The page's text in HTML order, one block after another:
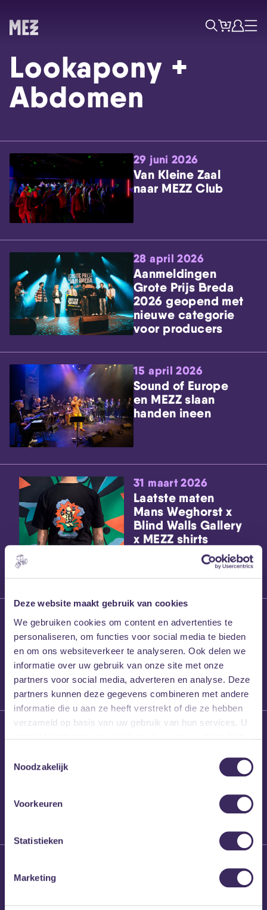
Deze website maakt gebruik van cookies
We gebruiken cookies om content en advertenties te
personaliseren, om functies voor social media te bieden
en om ons websiteverkeer te analyseren. Ook delen we
informatie over uw gebruik van onze site met onze
partners voor social media, adverteren en analyse. Deze
partners kunnen deze gegevens combineren met andere
informatie die u aan ze heeft verstrekt of die ze hebben
verzameld op basis van uw gebruik van hun services. U
Noodzakelijk
Voorkeuren
Statistieken
Marketing
Skip navigatie
ZoekTicketsAccount
Menu
Lookapony +
Abdomen
29 juni 2026
Van Kleine Zaal
naar MEZZ Club
28 april 2026
Aanmeldingen
Grote Prijs Breda
2026 geopend met
nieuwe categorie
voor producers
15 april 2026
Sound of Europe
en MEZZ slaan
handen ineen
31 maart 2026
Laatste maten
Mans Weghorst x
Blind Walls Gallery
x MEZZ shirts
27 maart 2026
Willem’s Blog:
Frans Kalf
26 maart 2026
Brennt Vanneste